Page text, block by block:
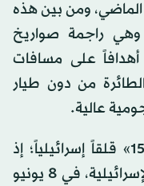
الماضي، ومن بين هذه
المدرعة «ردع 300»، وهي راجمة صواريخ
أهدافاً على مسافات
الطائرة من دون طيار
وأثار الإعلان عن الطائرة «جبار 150» قلقاً إسرائيلياً؛ إذ
أشار تقرير لمنصة «ناتسف نت» الإسرائيلية، في 8 يونيو